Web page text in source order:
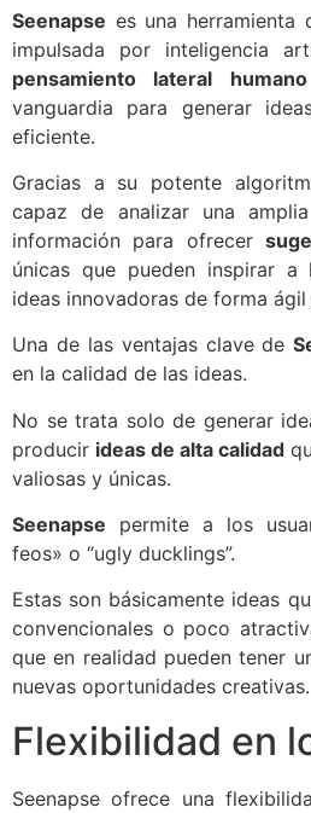
Seenapse es una herramienta
impulsada por inteligencia
pensamiento lateral humano
vanguardia para generar
eficiente.
Gracias a su potente
capaz de analizar una
información para ofrecer
únicas que pueden inspirar a
ideas innovadoras de forma
Una de las ventajas clave de
en la calidad de las ideas.
No se trata solo de generar
producir ideas de alta calidad
valiosas y únicas.
Seenapse permite a los
feos» o “ugly ducklings”.
Estas son básicamente ideas
convencionales o poco
que en realidad pueden tener
nuevas oportunidades creativas.
Flexibilidad en
Seenapse ofrece una